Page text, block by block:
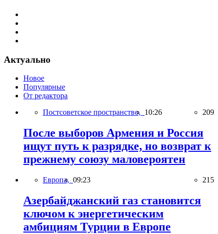
Актуально
Новое
Популярные
От редактора
Постсоветское пространство, 10:26 209
После выборов Армения и Россия
ищут путь к разрядке, но возврат к
прежнему союзу маловероятен
Европа, 09:23 215
Азербайджанский газ становится
ключом к энергетическим
амбициям Турции в Европе